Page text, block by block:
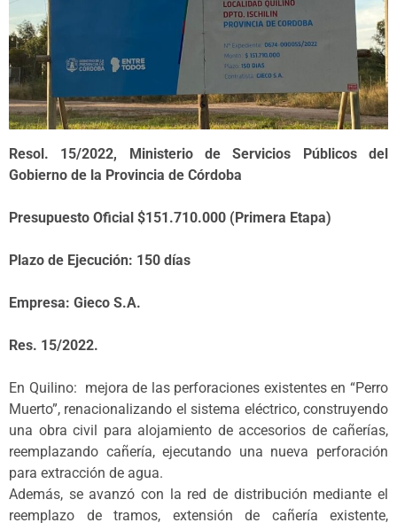
Resol. 15/2022, Ministerio de Servicios Públicos del
Gobierno de la Provincia de Córdoba
Presupuesto Oficial $151.710.000 (Primera Etapa)
Plazo de Ejecución: 150 días
Empresa: Gieco S.A.
Res. 15/2022.
En Quilino: mejora de las perforaciones existentes en “Perro
Muerto”, renacionalizando el sistema eléctrico, construyendo
una obra civil para alojamiento de accesorios de cañerías,
reemplazando cañería, ejecutando una nueva perforación
para extracción de agua.
Además, se avanzó con la red de distribución mediante el
reemplazo de tramos, extensión de cañería existente,